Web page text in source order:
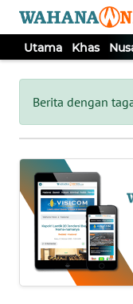
Utama Khas
Berita dengan
Tutup
UTAMA
KHAS
NUSANTARA
SERBA-
SERBI